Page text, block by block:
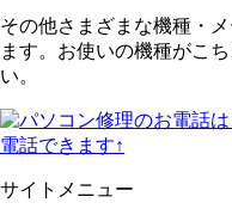
その他さまざまな機種・
ます。お使いの機種がこ
い。
電話できます↑
サイトメニュー